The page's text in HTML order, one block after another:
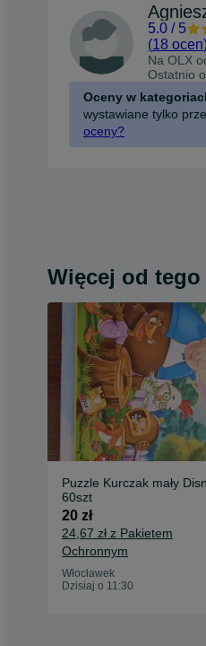
5.0 / 5
(18 ocen
Na OLX
Ostatnio
Oceny w
wystawiane tylko
oceny?
Więcej od
Puzzle Kurczak mały
60szt
20 zł
24,67 zł z Pakietem
Ochronnym
Włocławek
Dzisiaj o 11:30